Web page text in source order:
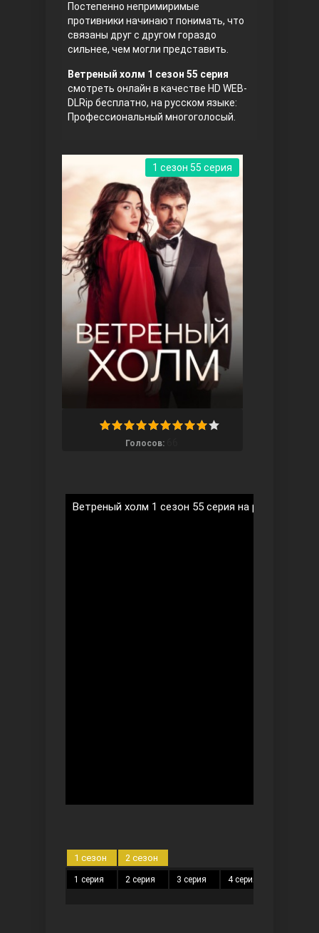
Три сестры
Ветреный холм
Постепенно непримиримые
противники начинают понимать, что
связаны друг с другом гораздо
сильнее, чем могли представить.
Ветреный холм 1 сезон 55 серия
смотреть онлайн в качестве HD WEB-
DLRip бесплатно, на русском языке:
Профессиональный многоголосый.
Голосов:
1 сезон 55 серия
Ветреный холм 1 сезон 55 серия на русском
1 сезон 2 сезон
1 серия 2 серия 3 серия 4 серия